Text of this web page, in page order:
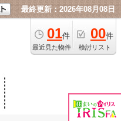
最終更新：2026年08月08日
01件
最近見た物件
00件
検討リスト